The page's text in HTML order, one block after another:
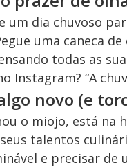
um dia chuvoso
uma caneca
todas as
Instagram? “A
novo (e
o miojo, está na
talentos
e precisar de